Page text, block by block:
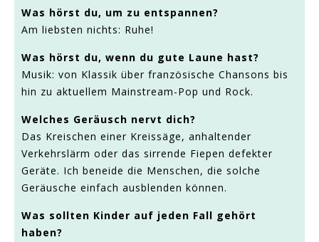
Was hörst du, um zu entspannen?
Am liebsten nichts: Ruhe!
Was hörst du, wenn du gute Laune hast?
Musik: von Klassik über französische Chansons bis
hin zu aktuellem Mainstream-Pop und Rock.
Welches Geräusch nervt dich?
Das Kreischen einer Kreissäge, anhaltender
Verkehrslärm oder das sirrende Fiepen defekter
Geräte. Ich beneide die Menschen, die solche
Geräusche einfach ausblenden können.
Was sollten Kinder auf jeden Fall gehört
haben?